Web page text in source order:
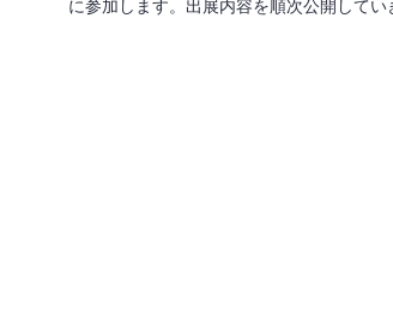
住民と職員の課題を解消し、全体最適化さ